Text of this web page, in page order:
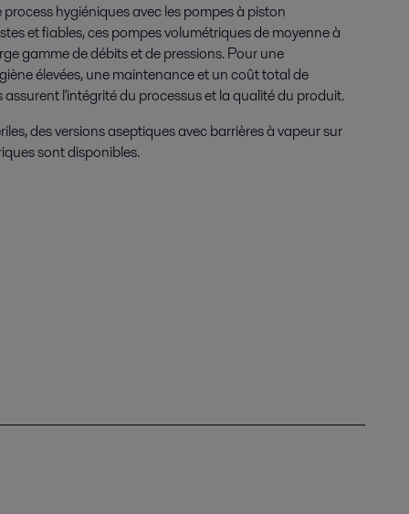
process hygiéniques avec les pompes à piston
et fiables, ces pompes volumétriques de moyenne à
gamme de débits et de pressions. Pour une
élevées, une maintenance et un coût total de
l'intégrité du processus et la qualité du produit.
des versions aseptiques avec barrières à vapeur sur
sont disponibles.